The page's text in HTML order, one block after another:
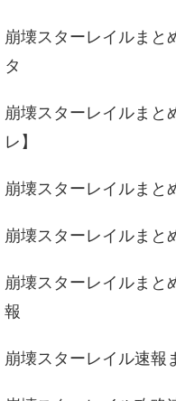
崩壊スターレイルまと
タ
崩壊スターレイルまと
レ】
崩壊スターレイルまと
崩壊スターレイルまと
崩壊スターレイルまと
報
崩壊スターレイル速報